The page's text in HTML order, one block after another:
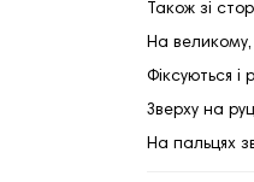
Також зі
На великому,
Фіксуються
Зверху на
На пальцях